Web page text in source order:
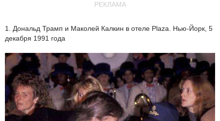
РЕКЛАМА
1. Дональд Трамп и Маколей Калкин в отеле Plaza. Нью-Йорк, 5
декабря 1991 года